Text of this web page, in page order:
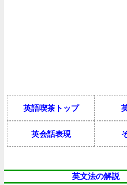
英語喫茶トップ
英会話表現
英文法の解説